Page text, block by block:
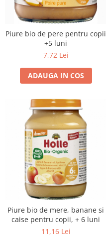
Piure bio de pere pentru copii
+5 luni
7,72 Lei
ADAUGA IN COS
Piure bio de mere, banane si
caise pentru copii, + 6 luni
11,16 Lei